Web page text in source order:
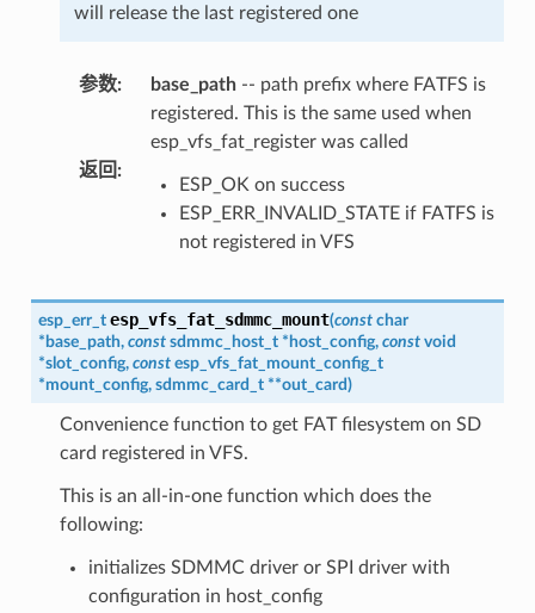
will release the last registered one
参数: base_path-- path prefix where FATFS is
registered. This is the same used when
esp_vfs_fat_register was called
返回 :
ESP_OK on success
ESP_ERR_INVALID_STATE if FATFS is
not registered in VFS
esp_err_t esp_vfs_fat_sdmmc_mount(const char
* base_path, const sdmmc_host_t * host_config, const void
*slot_config, const esp_vfs_fat_mount_config_t
*mount_config, sdmmc_card_t **out_card)
Convenience function to get FAT filesystem on SD
card registered in VFS.
This is an all-in-one function which does the
following:
initializes SDMMC driver or SPI driver with
configuration in host_config